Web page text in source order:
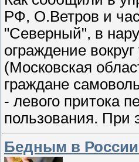
РФ, О.Ветров и
"Северный", в
ограждение
(Московская
граждане
- левого притока
пользования. При
Бедным в